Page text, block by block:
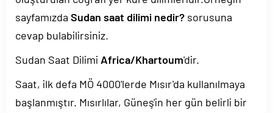
sayfamızda Sudan saat dilimi nedir? sorusuna
cevap bulabilirsiniz.
Sudan Saat Dilimi Africa/Khartoum'dir.
Saat, ilk defa MÖ 4000'lerde Mısır'da kullanılmaya
başlanmıştır. Mısırlılar, Güneş'in her gün belirli bir